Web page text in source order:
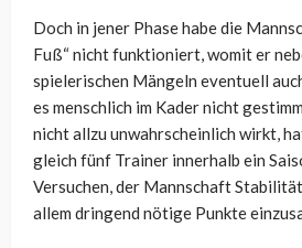
Doch in jener Phase habe die
Fuß“ nicht funktioniert, womit er
spielerischen Mängeln eventuell
es menschlich im Kader nicht
nicht allzu unwahrscheinlich wirkt,
gleich fünf Trainer innerhalb ein
Versuchen, der Mannschaft
allem dringend nötige Punkte